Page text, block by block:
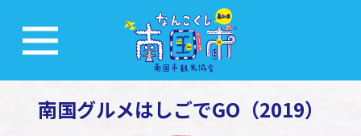
南国グルメはしごでGO（2019）